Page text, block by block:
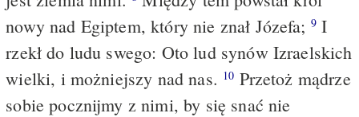
nowy nad Egiptem, który nie znał Józefa; 9I
rzekł do ludu swego: Oto lud synów Izraelskich
wielki, i możniejszy nad nas. 10 Przetoż mądrze
sobie pocznijmy z nimi, by się snać nie